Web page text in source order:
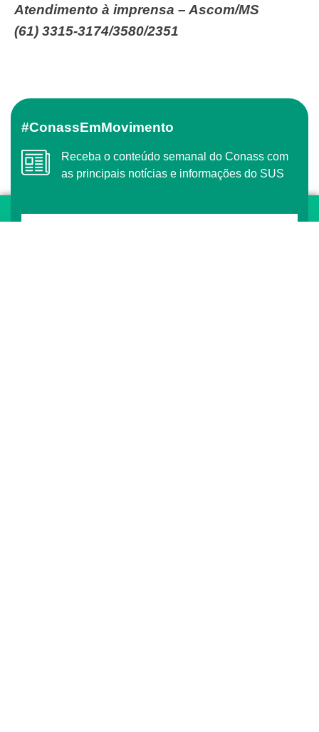
Atendimento à imprensa – Ascom/MS
(61) 3315-3174/3580/2351
#ConassEmMovimento
Receba o conteúdo semanal do Conass com
as principais notícias e informações do SUS